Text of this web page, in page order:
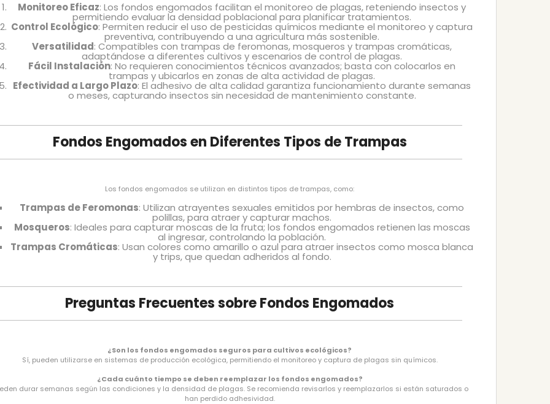
Monitoreo Eficaz: Los fondos engomados facilitan el monitoreo de plagas, reteniendo insectos y
permitiendo evaluar la densidad poblacional para planificar tratamientos.
Control Ecológico: Permiten reducir el uso de pesticidas químicos mediante el monitoreo y captura
preventiva, contribuyendo a una agricultura más sostenible.
Versatilidad: Compatibles con trampas de feromonas, mosqueros y trampas cromáticas,
adaptándose a diferentes cultivos y escenarios de control de plagas.
Fácil Instalación: No requieren conocimientos técnicos avanzados; basta con colocarlos en
trampas y ubicarlos en zonas de alta actividad de plagas.
Efectividad a Largo Plazo: El adhesivo de alta calidad garantiza funcionamiento durante semanas
o meses, capturando insectos sin necesidad de mantenimiento constante.
Fondos Engomados en Diferentes Tipos de Trampas
Los fondos engomados se utilizan en distintos tipos de trampas, como:
Trampas de Feromonas: Utilizan atrayentes sexuales emitidos por hembras de insectos, como
polillas, para atraer y capturar machos.
Mosqueros: Ideales para capturar moscas de la fruta; los fondos engomados retienen las moscas
al ingresar, controlando la población.
Trampas Cromáticas: Usan colores como amarillo o azul para atraer insectos como mosca blanca
y trips, que quedan adheridos al fondo.
Preguntas Frecuentes sobre Fondos Engomados
¿Son los fondos engomados seguros para cultivos ecológicos?
Sí, pueden utilizarse en sistemas de producción ecológica, permitiendo el monitoreo y captura de plagas sin químicos.
¿Cada cuánto tiempo se deben reemplazar los fondos engomados?
durar semanas según las condiciones y la densidad de plagas. Se recomienda revisarlos y reemplazarlos si están saturados o
han perdido adhesividad.